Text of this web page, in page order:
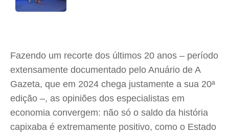
Fazendo um recorte dos últimos 20 anos – período
extensamente documentado pelo Anuário de A
Gazeta, que em 2024 chega justamente a sua 20ª
edição –, as opiniões dos especialistas em
economia convergem: não só o saldo da história
capixaba é extremamente positivo, como o Estado